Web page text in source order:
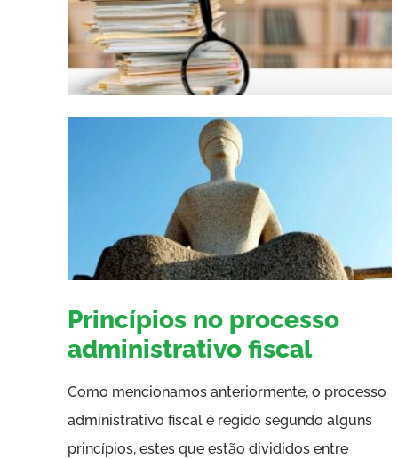
Princípios no processo
administrativo fiscal
Como mencionamos anteriormente, o processo
administrativo fiscal é regido segundo alguns
princípios, estes que estão divididos entre